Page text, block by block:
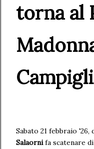
torna al
Sabato 21 febbraio '26,
Salaornifa scatenare